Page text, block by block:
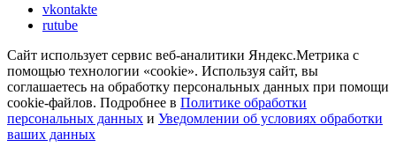
vkontakte
rutube
Сайт использует сервис веб-аналитики Яндекс.Метрика с
помощью технологии «cookie». Используя сайт, вы
соглашаетесь на обработку персональных данных при помощи
cookie-файлов. Подробнее в Политике обработки
персональных данных и Уведомлении об условиях обработки
ваших данных